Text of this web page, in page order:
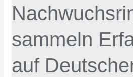
sammeln
auf
Deutschen